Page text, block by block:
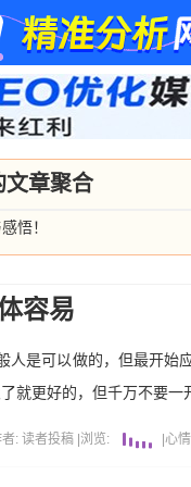
文章聚合
悟！
容易
人是可以做的，但最开
就更好的，但千万不要
者: 读者投稿 浏览: 心